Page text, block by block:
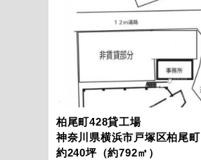
柏尾町428貸工場
神奈川県横浜市戸塚区柏尾町
約240坪（約792㎡）